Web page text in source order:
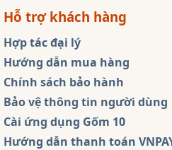
Hỗ trợ khách hàng
Hợp tác đại lý
Hướng dẫn mua hàng
Chính sách bảo hành
Bảo vệ thông tin người dùng
Cài ứng dụng Gốm 10
Hướng dẫn thanh toán